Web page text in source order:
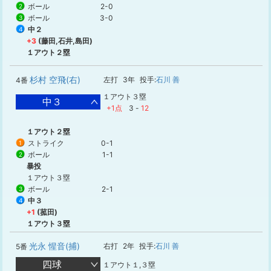
2 ボール 2-0
3 ボール 3-0
4
中２
+3 (藤田,石井,島田)
１アウト２塁
4番 杉村 空飛(右) 左打 3年 投手:石川 善
中３
１アウト３塁
+1点
3 - 12
１アウト２塁
1 ストライク 0-1
2 ボール
1-1
暴投
１アウト３塁
3 ボール 2-1
4
中３
+1 (菰田)
１アウト３塁
5番 光永 惺音(捕) 右打 2年 投手:石川 善
四球 １アウト１,３塁